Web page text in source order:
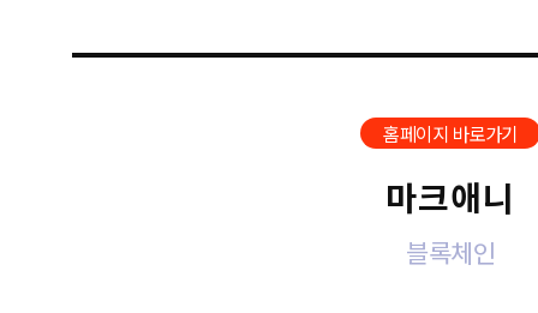
홈페이지 바로가기
마크애니
블록체인